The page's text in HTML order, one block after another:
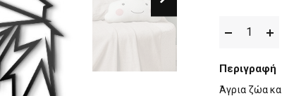
Περιγραφή
Άγρια ζώα